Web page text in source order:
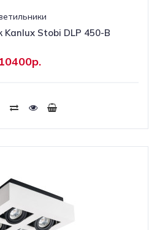
Kanlux Stobi DLP 450-B
10400р.